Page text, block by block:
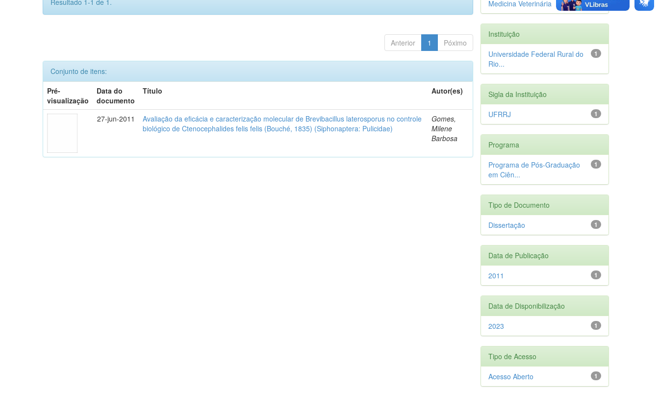
Anterior 1 Póximo
Conjunto de itens:
Pré-
visualização
Data do
documento
Título Autor(es)
27-jun-2011
Avaliação da eficácia e caracterização molecular de Brevibacillus laterosporus no controle
biológico de Ctenocephalides felis felis (Bouché, 1835) (Siphonaptera: Pulicidae)
Gomes,
Milene
Barbosa
1
Medicina Veterinária
Instituição
1
Universidade Federal Rural do
Rio...
Sigla da Instituição
1
UFRRJ
Programa
1
Programa de Pós-Graduação
em Ciên...
Tipo de Documento
1
Dissertação
Data de Publicação
1
2011
Data de Disponibilização
1
2023
Tipo de Acesso
1
Acesso Aberto